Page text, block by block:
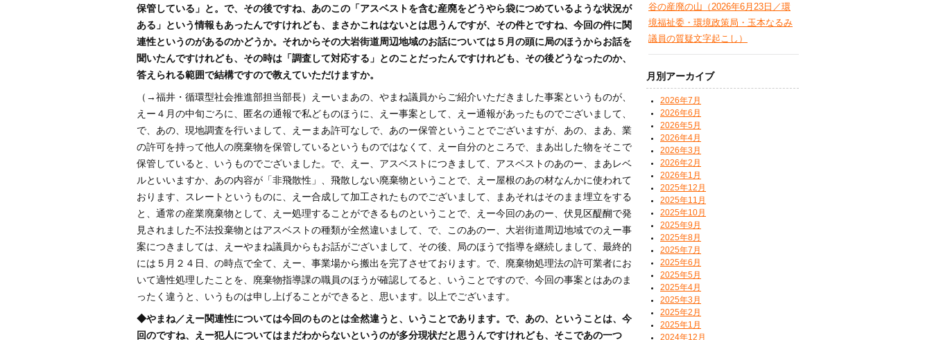
保管している」と。で、その後ですね、あのこの「アスベストを含む産廃をどうやら袋につめているような状況が
ある」という情報もあったんですけれども、まさかこれはないとは思うんですが、その件とですね、今回の件に関
連性というのがあるのかどうか。それからその大岩街道周辺地域のお話については５月の頭に局のほうからお話を
聞いたんですけれども、その時は「調査して対応する」とのことだったんですけれども、その後どうなったのか、
答えられる範囲で結構ですので教えていただけますか。
（→福井・循環型社会推進部担当部長）えーいまあの、やまね議員からご紹介いただきました事案というものが、
えー４月の中旬ごろに、匿名の通報で私どものほうに、えー事案として、えー通報があったものでございまして、
で、あの、現地調査を行いまして、えーまあ許可なしで、あのー保管ということでございますが、あの、まあ、業
の許可を持って他人の廃棄物を保管しているというものではなくて、えー自分のところで、まあ出した物をそこで
保管していると、いうものでございました。で、えー、アスベストにつきまして、アスベストのあのー、まあレベ
ルといいますか、あの内容が「非飛散性」、飛散しない廃棄物ということで、えー屋根のあの材なんかに使われて
おります、スレートというものに、えー合成して加工されたものでございまして、まあそれはそのまま埋立をする
と、通常の産業廃棄物として、えー処理することができるものということで、えー今回のあのー、伏見区醍醐で発
見されました不法投棄物とはアスベストの種類が全然違いまして、で、このあのー、大岩街道周辺地域でのえー事
案につきましては、えーやまね議員からもお話がございまして、その後、局のほうで指導を継続しまして、最終的
には５月２４日、の時点で全て、えー、事業場から搬出を完了させております。で、廃棄物処理法の許可業者にお
いて適性処理したことを、廃棄物指導課の職員のほうが確認してると、いうことですので、今回の事案とはあのま
ったく違うと、いうものは申し上げることができると、思います。以上でございます。
◆やまね／えー関連性については今回のものとは全然違うと、いうことであります。で、あの、ということは、今
回のですね、えー犯人についてはまだわからないというのが多分現状だと思うんですけれども、そこであの一つ
谷の産廃の山（2026年6月23日／環
境福祉委・環境政策局・玉本なるみ
議員の質疑文字起こし）
月別アーカイブ
2026年7月
2026年6月
2026年5月
2026年4月
2026年3月
2026年2月
2026年1月
2025年12月
2025年11月
2025年10月
2025年9月
2025年8月
2025年7月
2025年6月
2025年5月
2025年4月
2025年3月
2025年2月
2025年1月
2024年12月